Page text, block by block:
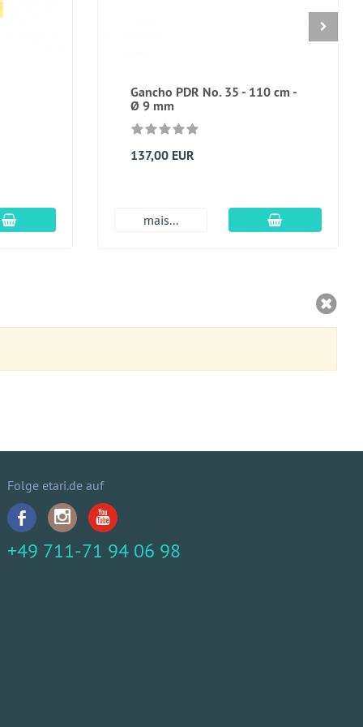
Adicionar ao carrinho
Gancho PDR No. 35 - 110 cm -
Ø 9 mm
137,00 EUR
mais... Adicionar ao
Folge etari.de auf
+49 711-71 94 06 98